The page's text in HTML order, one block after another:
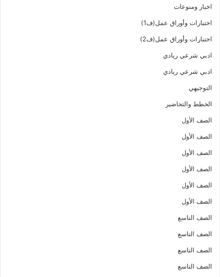
اخبار ومنوعات
اختبارات وأوراق عمل(ف1)
اختبارات وأوراق عمل(ف2)
ادبي شرعي ريادي
ادبي شرعي ريادي
التوجيهي
الخطط والتحاضير
الصف الأول
الصف الأول
الصف الأول
الصف الأول
الصف الأول
الصف الأول
الصف التاسع
الصف التاسع
الصف التاسع
الصف التاسع